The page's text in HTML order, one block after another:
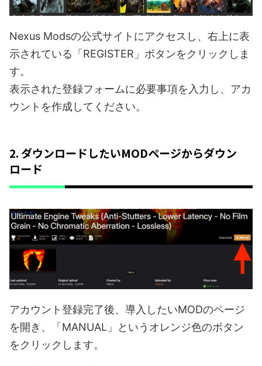
Nexus Modsの公式サイトにアクセスし、右上に表
示されている「REGISTER」ボタンをクリックしま
す。
表示された登録フォームに必要事項を入力し、アカ
ウントを作成してください。
2. ダウンロードしたいMODページからダウン
ロード
アカウント登録完了後、導入したいMODのページ
を開き、「MANUAL」というオレンジ色のボタン
をクリックします。